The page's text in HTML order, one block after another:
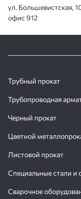
ул. Большевистская,
офис 912
Трубный прокат
Трубопроводная
Черный прокат
Цветной
Листовой прокат
Специальные стали и
Сварочное